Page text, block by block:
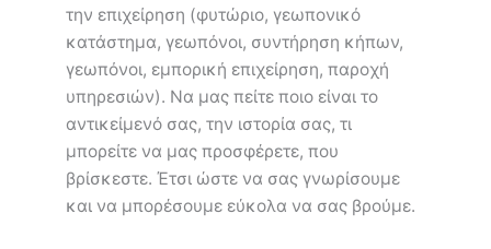
την επιχείρηση (φυτώριο, γεωπονικό
κατάστημα, γεωπόνοι, συντήρηση κήπων,
γεωπόνοι, εμπορική επιχείρηση, παροχή
υπηρεσιών). Να μας πείτε ποιο είναι το
αντικείμενό σας, την ιστορία σας, τι
μπορείτε να μας προσφέρετε, που
βρίσκεστε. Έτσι ώστε να σας γνωρίσουμε
και να μπορέσουμε εύκολα να σας βρούμε.